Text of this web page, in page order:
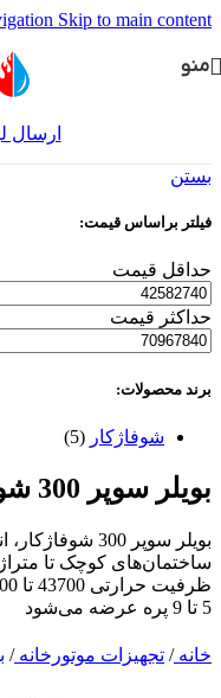
Skip to main content
منو
ارسال
بستن
فیلتر براساس قیمت:
حداقل قیمت
حداکثر قیمت
برند محصولات:
شوفاژکار (5)
بویلر سوپر 300 شوفاژکار
بویلر سوپر 300
5 تا 9 پره عرضه می‌شود
خانه/ تجهیزات موتورخانه/